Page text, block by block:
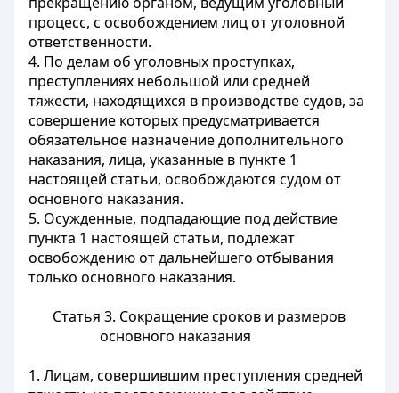
процесс, с освобождением лиц от уголовной
ответственности.
4. По делам об уголовных проступках,
преступлениях небольшой или средней
тяжести, находящихся в производстве судов, за
совершение которых предусматривается
обязательное назначение дополнительного
наказания, лица, указанные в пункте 1
настоящей статьи, освобождаются судом от
основного наказания.
5. Осужденные, подпадающие под действие
пункта 1 настоящей статьи, подлежат
освобождению от дальнейшего отбывания
только основного наказания.
Статья 3. Сокращение сроков и размеров
основного наказания
1. Лицам, совершившим преступления средней